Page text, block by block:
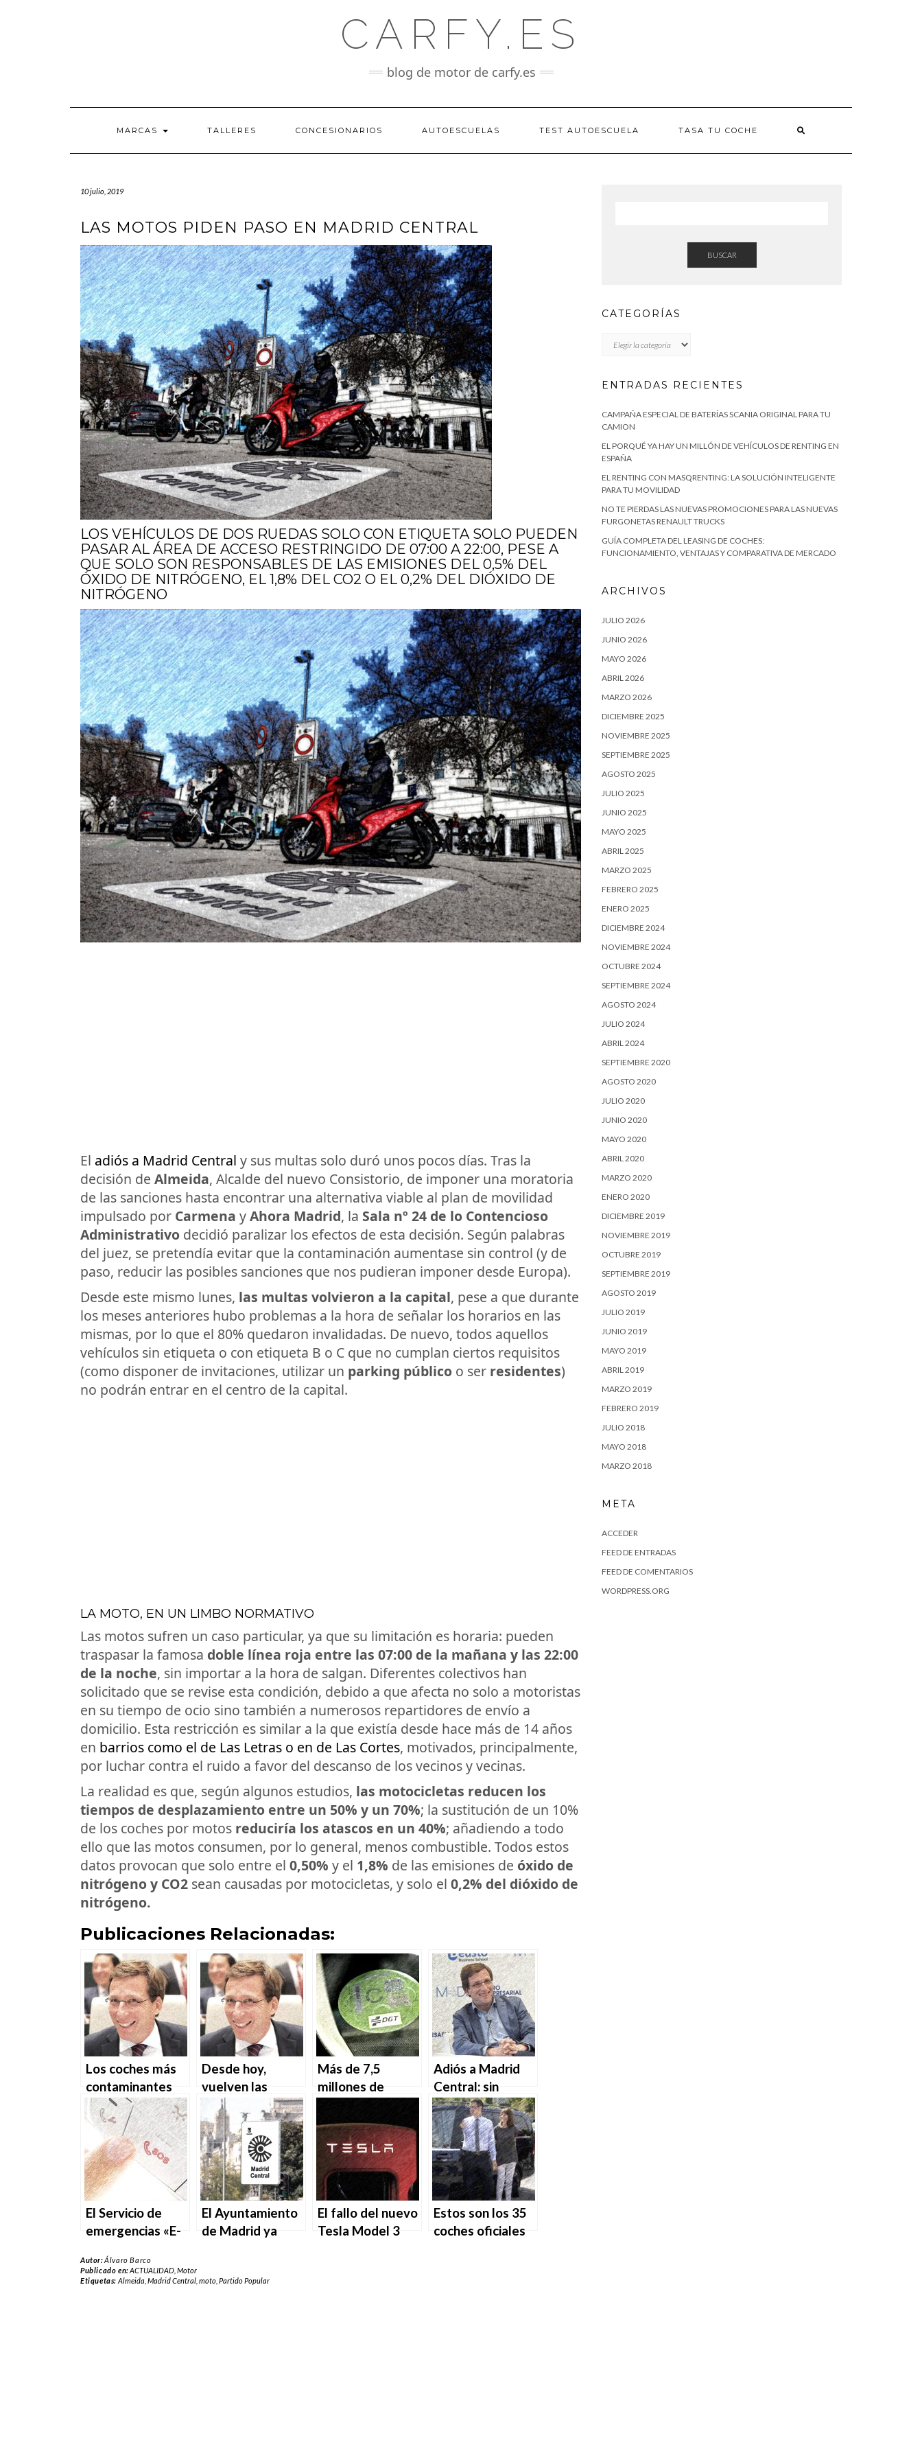
CARFY.ES
blog de motor de carfy.es
MARCAS TALLERES CONCESIONARIOS AUTOESCUELAS TEST AUTOESCUELA TASA TU COCHE
10 julio, 2019
LAS MOTOS PIDEN PASO EN MADRID CENTRAL
LOS VEHÍCULOS DE DOS RUEDAS SOLO CON ETIQUETA SOLO PUEDEN
PASAR AL ÁREA DE ACCESO RESTRINGIDO DE 07:00 A 22:00, PESE A
QUE SOLO SON RESPONSABLES DE LAS EMISIONES DEL 0,5% DEL
ÓXIDO DE NITRÓGENO, EL 1,8% DEL CO2 O EL 0,2% DEL DIÓXIDO DE
NITRÓGENO
El adiós a Madrid Central y sus multas solo duró unos pocos días. Tras la
decisión de Almeida, Alcalde del nuevo Consistorio, de imponer una moratoria
de las sanciones hasta encontrar una alternativa viable al plan de movilidad
impulsado por Carmena yAhora Madrid, la Sala nº 24 de lo Contencioso
Administrativo decidió paralizar los efectos de esta decisión. Según palabras
del juez, se pretendía evitar que la contaminación aumentase sin control (y de
paso, reducir las posibles sanciones que nos pudieran imponer desde Europa).
Desde este mismo lunes, las multas volvieron a la capital, pese a que durante
los meses anteriores hubo problemas a la hora de señalar los horarios en las
mismas, por lo que el 80% quedaron invalidadas. De nuevo, todos aquellos
vehículos sin etiqueta o con etiqueta B o C que no cumplan ciertos requisitos
(como disponer de invitaciones, utilizar un parking público o ser residentes)
no podrán entrar en el centro de la capital.
LA MOTO, EN UN LIMBO NORMATIVO
Las motos sufren un caso particular, ya que su limitación es horaria: pueden
traspasar la famosa doble línea roja entre las 07:00 de la mañana y las 22:00
de la noche, sin importar a la hora de salgan. Diferentes colectivos han
solicitado que se revise esta condición, debido a que afecta no solo a motoristas
en su tiempo de ocio sino también a numerosos repartidores de envío a
domicilio. Esta restricción es similar a la que existía desde hace más de 14 años
en barrios como el de Las Letras o en de Las Cortes, motivados, principalmente,
por luchar contra el ruido a favor del descanso de los vecinos y vecinas.
La realidad es que, según algunos estudios, las motocicletas reducen los
tiempos de desplazamiento entre un 50% y un 70%; la sustitución de un 10%
de los coches por motos reduciría los atascos en un 40%; añadiendo a todo
ello que las motos consumen, por lo general, menos combustible. Todos estos
datos provocan que solo entre el 0,50% y el 1,8% de las emisiones de óxido de
nitrógeno y CO2 sean causadas por motocicletas, y solo el 0,2% del dióxido de
nitrógeno.
Publicaciones Relacionadas:
Los coches más
contaminantes
volverán a
Lavapiés y
Huertas 15 años
después
Desde hoy,
vuelven las
multas a Madrid
Central
Más de 7,5
millones de
etiqueta
medioambiental
Adiós a Madrid
Central: sin
multas a partir
del 1 de julio
El Servicio de
emergencias «E-
a salvar vidas
este abril
El Ayuntamiento
de Madrid ya
permiso por
El fallo del nuevo
Tesla Model 3
Estos son los 35
coches oficiales
Autor:Álvaro Barco
Publicado en:ACTUALIDAD ,Motor
Etiquetas: Almeida Madrid Central, moto, Partido Popular
BUSCAR
CATEGORÍAS
ENTRADAS RECIENTES
CAMPAÑA ESPECIAL DE BATERÍAS SCANIA ORIGINAL PARA TU
CAMION
EL PORQUÉ YA HAY UN MILLÓN DE VEHÍCULOS DE RENTING EN
ESPAÑA
EL RENTING CON MASQRENTING: LA SOLUCIÓN INTELIGENTE
PARA TU MOVILIDAD
NO TE PIERDAS LAS NUEVAS PROMOCIONES PARA LAS NUEVAS
FURGONETAS RENAULT TRUCKS
GUÍA COMPLETA DEL LEASING DE COCHES:
FUNCIONAMIENTO, VENTAJAS Y COMPARATIVA DE MERCADO
ARCHIVOS
JULIO 2026
JUNIO 2026
MAYO 2026
ABRIL 2026
MARZO 2026
DICIEMBRE 2025
NOVIEMBRE 2025
SEPTIEMBRE 2025
AGOSTO 2025
JULIO 2025
JUNIO 2025
MAYO 2025
ABRIL 2025
MARZO 2025
FEBRERO 2025
ENERO 2025
DICIEMBRE 2024
NOVIEMBRE 2024
OCTUBRE 2024
SEPTIEMBRE 2024
AGOSTO 2024
JULIO 2024
ABRIL 2024
SEPTIEMBRE 2020
AGOSTO 2020
JULIO 2020
JUNIO 2020
MAYO 2020
ABRIL 2020
MARZO 2020
ENERO 2020
DICIEMBRE 2019
NOVIEMBRE 2019
OCTUBRE 2019
SEPTIEMBRE 2019
AGOSTO 2019
JULIO 2019
JUNIO 2019
MAYO 2019
ABRIL 2019
MARZO 2019
FEBRERO 2019
JULIO 2018
MAYO 2018
MARZO 2018
META
ACCEDER
FEED DE ENTRADAS
FEED DE COMENTARIOS
WORDPRESS.ORG